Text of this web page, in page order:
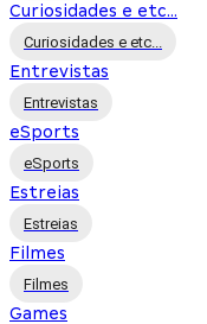
Curiosidades e etc...
Curiosidades e etc...
Entrevistas
Entrevistas
eSports
eSports
Estreias
Estreias
Filmes
Filmes
Games